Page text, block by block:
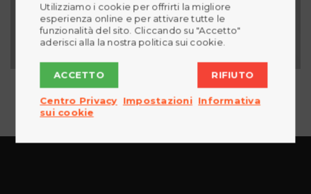
Utilizziamo i cookie per offrirti la migliore
esperienza online e per attivare tutte le
funzionalità del sito. Cliccando su "Accetto"
aderisci alla la nostra politica sui cookie.
ACCETTO RIFIUTO
Centro Privacy Impostazioni Informativa
sui cookie